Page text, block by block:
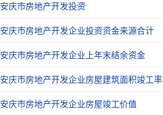
安庆市房地产开发投资
安庆市房地产开发企业投资资金来源合计
安庆市房地产开发企业上年末结余资金
安庆市房地产开发企业房屋建筑面积竣工率
安庆市房地产开发企业房屋竣工价值